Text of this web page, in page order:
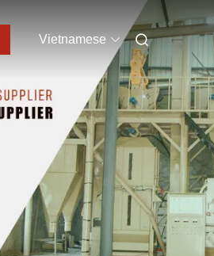
Vietnamese